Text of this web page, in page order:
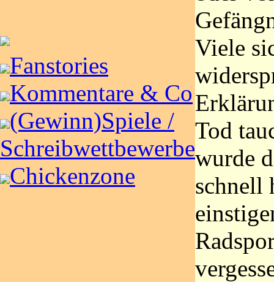
Fanstories
Kommentare & Co
(Gewinn)Spiele /
Schreibwettbewerbe
Chickenzone
Viele
Tod
wurde
schnell